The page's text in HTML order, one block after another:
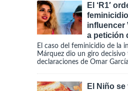
El ‘R1′
influencer
a petición
El caso del feminicidio de la
Márquez dio un giro decisivo
declaraciones de Omar
El Niño